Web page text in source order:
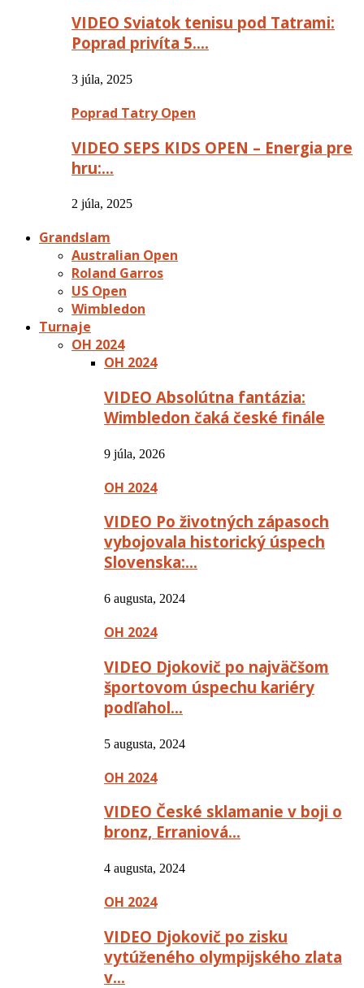
VIDEO Sviatok tenisu pod Tatrami:
Poprad privíta 5….
3 júla, 2025
Poprad Tatry Open
VIDEO SEPS KIDS OPEN – Energia pre
hru:…
2 júla, 2025
Grandslam
Australian Open
Roland Garros
US Open
Wimbledon
Turnaje
OH 2024
OH 2024
VIDEO Absolútna fantázia:
Wimbledon čaká české finále
9 júla, 2026
OH 2024
VIDEO Po životných zápasoch
vybojovala historický úspech
Slovenska:…
6 augusta, 2024
OH 2024
VIDEO Djokovič po najväčšom
športovom úspechu kariéry
podľahol…
5 augusta, 2024
OH 2024
VIDEO České sklamanie v boji o
bronz, Erraniová…
4 augusta, 2024
OH 2024
VIDEO Djokovič po zisku
vytúženého olympijského zlata
v…